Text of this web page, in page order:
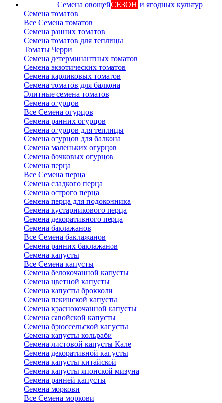
Семена овощейСЕЗОН и ягодных культур
Семена томатов
Все Семена томатов
Семена ранних томатов
Семена томатов для теплицы
Томаты Черри
Семена детерминантных томатов
Семена экзотических томатов
Семена карликовых томатов
Семена томатов для балкона
Элитные семена томатов
Семена огурцов
Все Семена огурцов
Семена ранних огурцов
Семена огурцов для теплицы
Семена огурцов для балкона
Семена маленьких огурцов
Семена бочковых огурцов
Семена перца
Все Семена перца
Семена сладкого перца
Семена острого перца
Семена перца для подоконника
Семена кустарникового перца
Семена декоративного перца
Семена баклажанов
Все Семена баклажанов
Семена ранних баклажанов
Семена капусты
Все Семена капусты
Семена белокочанной капусты
Семена цветной капусты
Семена капусты брокколи
Семена пекинской капусты
Семена краснокочанной капусты
Семена савойской капусты
Семена брюссельской капусты
Семена капусты кольраби
Семена листовой капусты Кале
Семена декоративной капусты
Семена капусты китайской
Семена капусты японской мизуна
Семена ранней капусты
Семена моркови
Все Семена моркови